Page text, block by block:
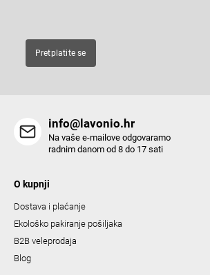
Pretplatite se
info@lavonio.hr
Na vaše e-mailove odgovaramo
radnim danom od 8 do 17 sati
O kupnji
Dostava i plaćanje
Ekološko pakiranje pošiljaka
B2B veleprodaja
Blog